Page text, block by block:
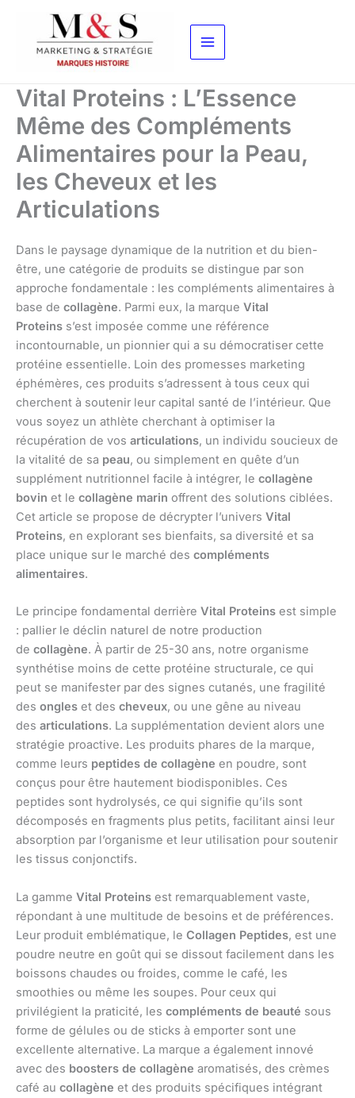
contenu
Vital Proteins : L’Essence
Même des Compléments
Alimentaires pour la Peau,
les Cheveux et les
Articulations
Dans le paysage dynamique de la nutrition et du bien-
être, une catégorie de produits se distingue par son
approche fondamentale : les compléments alimentaires à
base de collagène. Parmi eux, la marque Vital
Proteins s’est imposée comme une référence
incontournable, un pionnier qui a su démocratiser cette
protéine essentielle. Loin des promesses marketing
éphémères, ces produits s’adressent à tous ceux qui
cherchent à soutenir leur capital santé de l’intérieur. Que
vous soyez un athlète cherchant à optimiser la
récupération de vos articulations, un individu soucieux de
la vitalité de sa peau, ou simplement en quête d’un
supplément nutritionnel facile à intégrer, le collagène
bovin et le collagène marin offrent des solutions ciblées.
Cet article se propose de décrypter l’univers Vital
Proteins, en explorant ses bienfaits, sa diversité et sa
place unique sur le marché des compléments
alimentaires.
Le principe fondamental derrière Vital Proteins est simple
: pallier le déclin naturel de notre production
de collagène. À partir de 25-30 ans, notre organisme
synthétise moins de cette protéine structurale, ce qui
peut se manifester par des signes cutanés, une fragilité
des ongles et des cheveux, ou une gêne au niveau
des articulations. La supplémentation devient alors une
stratégie proactive. Les produits phares de la marque,
comme leurs peptides de collagène en poudre, sont
conçus pour être hautement biodisponibles. Ces
peptides sont hydrolysés, ce qui signifie qu’ils sont
décomposés en fragments plus petits, facilitant ainsi leur
absorption par l’organisme et leur utilisation pour soutenir
les tissus conjonctifs.
La gamme Vital Proteins est remarquablement vaste,
répondant à une multitude de besoins et de préférences.
Leur produit emblématique, le Collagen Peptides, est une
poudre neutre en goût qui se dissout facilement dans les
boissons chaudes ou froides, comme le café, les
smoothies ou même les soupes. Pour ceux qui
privilégient la praticité, les compléments de beauté sous
forme de gélules ou de sticks à emporter sont une
excellente alternative. La marque a également innové
avec des boosters de collagène aromatisés, des crèmes
café au collagène et des produits spécifiques intégrant